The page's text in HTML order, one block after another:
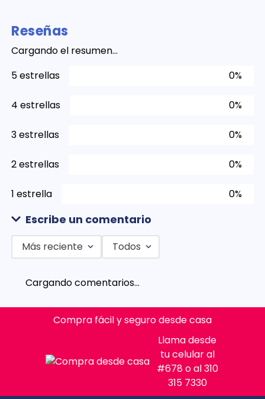
Reseñas
Cargando el resumen…
5 estrellas
0%
4 estrellas 0%
3 estrellas 0%
2 estrellas 0%
1 estrella 0%
Escribe un comentario
Título
Califica el producto de 1 a 5 estrellas
★★★★★
Más reciente Todos
Cargando comentarios…
Compra fácil y seguro desde casa
Llama desde
tu celular al
#678 o al 310
315 7330